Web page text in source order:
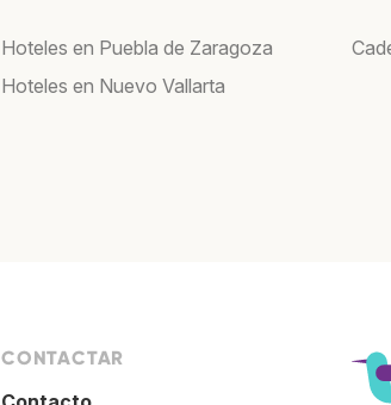
Hoteles en Puebla de Zaragoza
Hoteles en Nuevo Vallarta
CONTACTAR